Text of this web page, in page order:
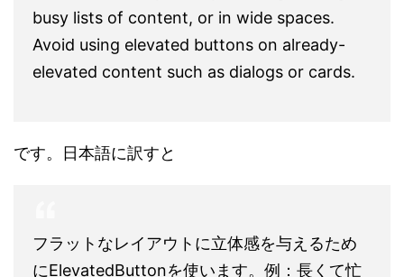
busy lists of content, or in wide spaces.
Avoid using elevated buttons on already-
elevated content such as dialogs or cards.
です。日本語に訳すと
フラットなレイアウトに立体感を与えるため
にElevatedButtonを使います。例：長くて忙